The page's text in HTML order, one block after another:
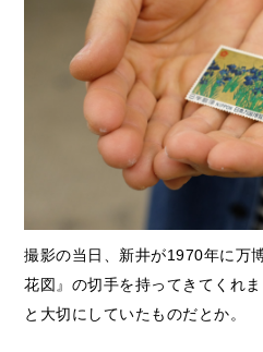
撮影の当日、新井が1970年に万
花図』の切手を持ってきてくれ
と大切にしていたものだとか。